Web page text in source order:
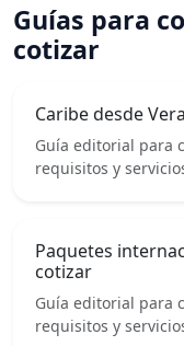
Guías para
cotizar
Caribe desde
Guía editorial para
requisitos y
Paquetes
cotizar
Guía editorial para
requisitos y